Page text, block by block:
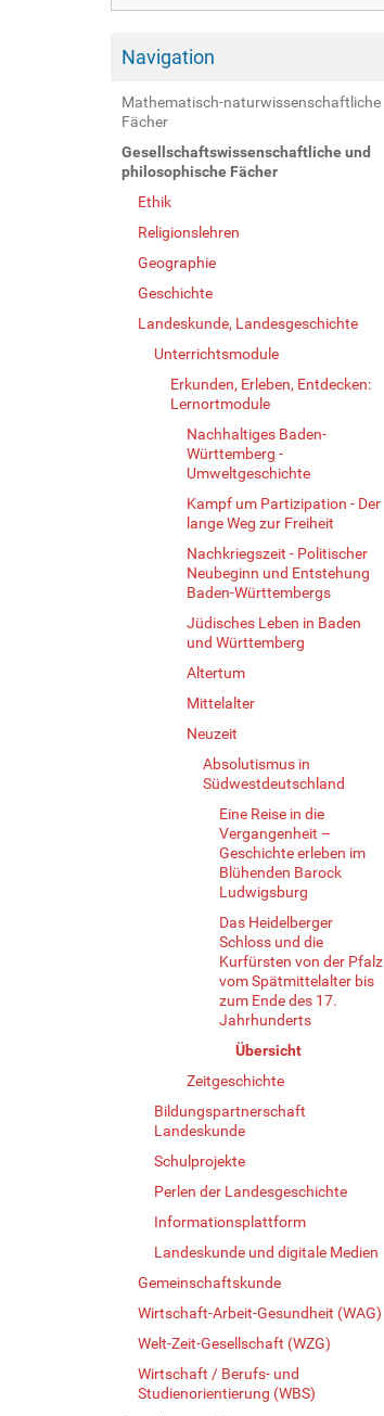
Navigation
Mathematisch-naturwissenschaftliche
Fächer
Gesellschaftswissenschaftliche und
philosophische Fächer
Ethik
Religionslehren
Geographie
Geschichte
Landeskunde, Landesgeschichte
Unterrichtsmodule
Erkunden, Erleben, Entdecken:
Lernortmodule
Nachhaltiges Baden-
Württemberg -
Umweltgeschichte
Kampf um Partizipation - Der
lange Weg zur Freiheit
Nachkriegszeit - Politischer
Neubeginn und Entstehung
Baden-Württembergs
Jüdisches Leben in Baden
und Württemberg
Altertum
Mittelalter
Neuzeit
Absolutismus in
Südwestdeutschland
Eine Reise in die
Vergangenheit –
Geschichte erleben im
Blühenden Barock
Ludwigsburg
Das Heidelberger
Schloss und die
Kurfürsten von der Pfalz
vom Spätmittelalter bis
zum Ende des 17.
Jahrhunderts
Übersicht
Zeitgeschichte
Bildungspartnerschaft
Landeskunde
Schulprojekte
Perlen der Landesgeschichte
Informationsplattform
Landeskunde und digitale Medien
Gemeinschaftskunde
Wirtschaft-Arbeit-Gesundheit (WAG)
Welt-Zeit-Gesellschaft (WZG)
Wirtschaft / Berufs- und
Studienorientierung (WBS)